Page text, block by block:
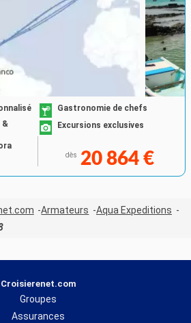
Gastronomie de chefs
&
Excursions exclusives
dès 20 864 €
Armateurs
Aqua Expeditions
Croisierenet.com
Groupes
Assurances